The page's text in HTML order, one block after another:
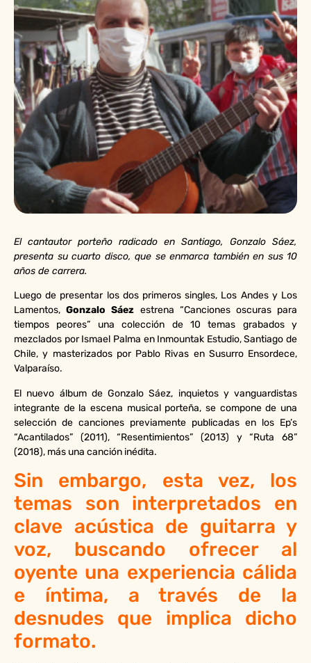
El cantautor porteño radicado en Santiago, Gonzalo Sáez,
presenta su cuarto disco, que se enmarca también en sus 10
años de carrera.
Luego de presentar los dos primeros singles, Los Andes y Los
Lamentos,Gonzalo Sáez estrena “Canciones oscuras para
tiempos peores” una colección de 10 temas grabados y
mezclados por Ismael Palma en Inmountak Estudio, Santiago de
Chile, y masterizados por Pablo Rivas en Susurro Ensordece,
Valparaíso.
El nuevo álbum de Gonzalo Sáez, inquietos y vanguardistas
integrante de la escena musical porteña, se compone de una
selección de canciones previamente publicadas en los Ep’s
“Acantilados” (2011), “Resentimientos” (2013) y “Ruta 68”
(2018), más una canción inédita.
Sin embargo, esta vez, los
temas son interpretados en
clave acústica de guitarra y
voz, buscando ofrecer al
oyente una experiencia cálida
e íntima, a través de la
desnudes que implica dicho
formato.